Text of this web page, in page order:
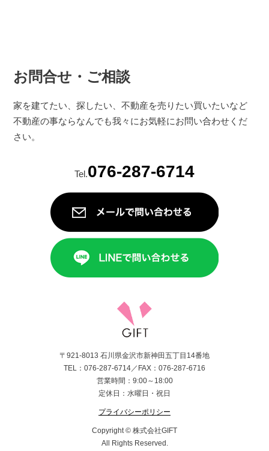
お問合せ・ご相談
家を建てたい、探したい、不動産を売りたい買いたいなど
不動産の事ならなんでも我々にお気軽にお問い合わせくだ
さい。
Tel.076-287-6714
〒921-8013 石川県金沢市新神田五丁目14番地
TEL：076-287-6714／FAX：076-287-6716
営業時間：9:00～18:00
定休日：水曜日・祝日
プライバシーポリシー
Copyright © 株式会社GIFT
All Rights Reserved.